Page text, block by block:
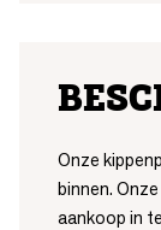
Onze
binnen.
aankoop in